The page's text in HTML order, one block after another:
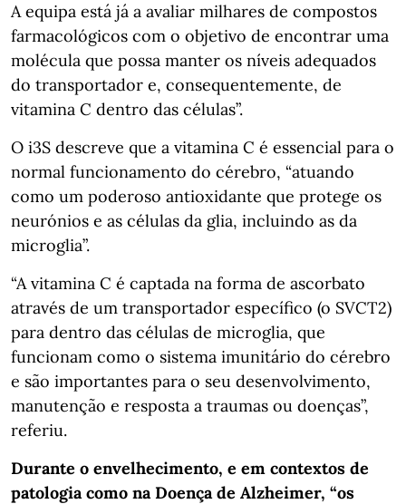
A equipa está já a avaliar milhares de compostos
farmacológicos com o objetivo de encontrar uma
molécula que possa manter os níveis adequados
do transportador e, consequentemente, de
vitamina C dentro das células”.
O i3S descreve que a vitamina C é essencial para o
normal funcionamento do cérebro, “atuando
como um poderoso antioxidante que protege os
neurónios e as células da glia, incluindo as da
microglia”.
“A vitamina C é captada na forma de ascorbato
através de um transportador específico (o SVCT2)
para dentro das células de microglia, que
funcionam como o sistema imunitário do cérebro
e são importantes para o seu desenvolvimento,
manutenção e resposta a traumas ou doenças”,
referiu.
Durante o envelhecimento, e em contextos de
patologia como na Doença de Alzheimer, “os